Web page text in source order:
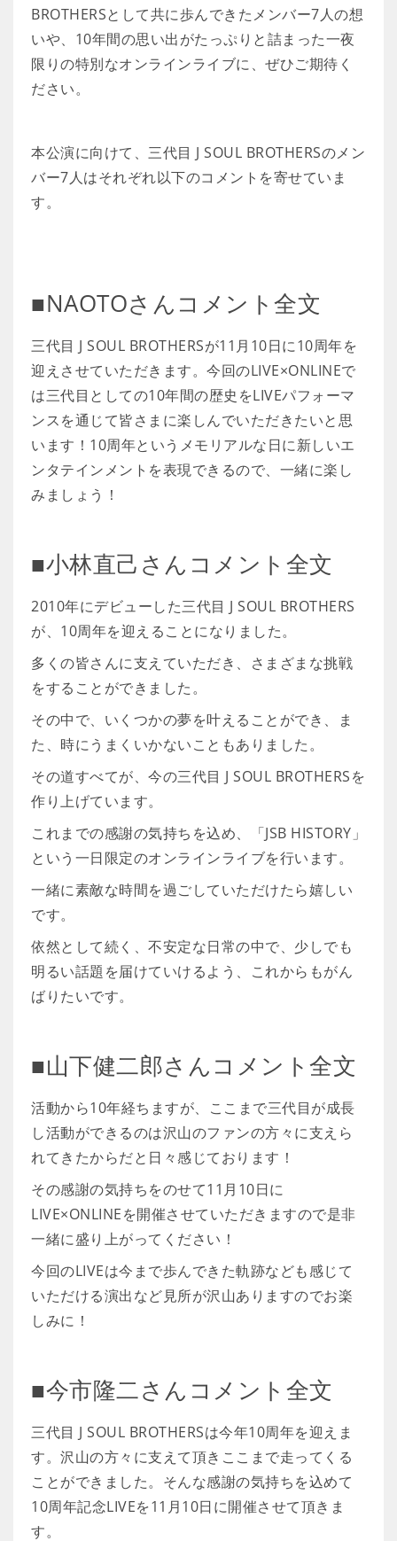
BROTHERSとして共に歩んできたメンバー7人の想
いや、10年間の思い出がたっぷりと詰まった一夜
限りの特別なオンラインライブに、ぜひご期待く
ださい。
本公演に向けて、三代目 J SOUL BROTHERSのメン
バー7人はそれぞれ以下のコメントを寄せていま
す。
■NAOTOさんコメント全文
三代目 J SOUL BROTHERSが11月10日に10周年を
迎えさせていただきます。今回のLIVE×ONLINEで
は三代目としての10年間の歴史をLIVEパフォーマ
ンスを通じて皆さまに楽しんでいただきたいと思
います！10周年というメモリアルな日に新しいエ
ンタテインメントを表現できるので、一緒に楽し
みましょう！
■小林直己さんコメント全文
2010年にデビューした三代目 J SOUL BROTHERS
が、10周年を迎えることになりました。
多くの皆さんに支えていただき、さまざまな挑戦
をすることができました。
その中で、いくつかの夢を叶えることができ、ま
た、時にうまくいかないこともありました。
その道すべてが、今の三代目 J SOUL BROTHERSを
作り上げています。
これまでの感謝の気持ちを込め、「JSB HISTORY」
という一日限定のオンラインライブを行います。
一緒に素敵な時間を過ごしていただけたら嬉しい
です。
依然として続く、不安定な日常の中で、少しでも
明るい話題を届けていけるよう、これからもがん
ばりたいです。
■山下健二郎さんコメント全文
活動から10年経ちますが、ここまで三代目が成長
し活動ができるのは沢山のファンの方々に支えら
れてきたからだと日々感じております！
その感謝の気持ちをのせて11月10日に
LIVE×ONLINEを開催させていただきますので是非
一緒に盛り上がってください！
今回のLIVEは今まで歩んできた軌跡なども感じて
いただける演出など見所が沢山ありますのでお楽
しみに！
■今市隆二さんコメント全文
三代目 J SOUL BROTHERSは今年10周年を迎えま
す。沢山の方々に支えて頂きここまで走ってくる
ことができました。そんな感謝の気持ちを込めて
10周年記念LIVEを11月10日に開催させて頂きま
す。